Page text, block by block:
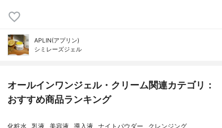
APLIN(アプリン)
シミレーズジェル
オールインワンジェル・クリーム関連カテゴリ：
おすすめ商品ランキング
化粧水 乳液 美容液 導入液 ナイトパウダー クレンジング